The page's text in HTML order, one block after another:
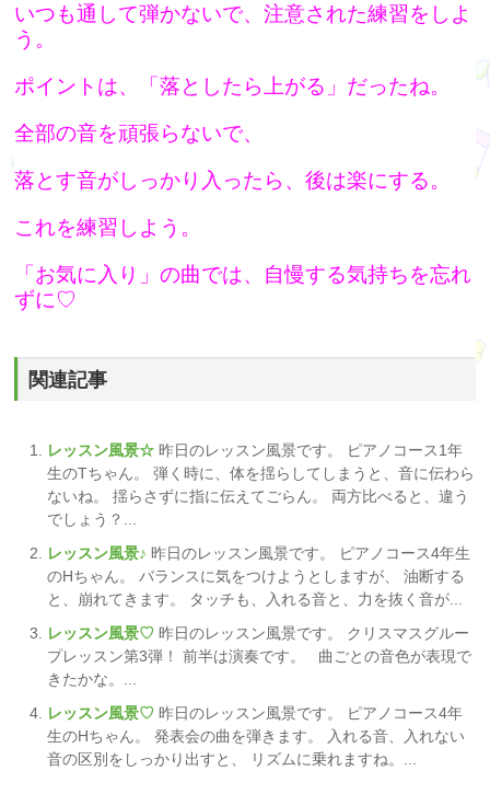
いつも通して弾かないで、注意された練習をしよ
う。
ポイントは、「落としたら上がる」だったね。
全部の音を頑張らないで、
落とす音がしっかり入ったら、後は楽にする。
これを練習しよう。
「お気に入り」の曲では、自慢する気持ちを忘れ
ずに♡
関連記事
レッスン風景☆ 昨日のレッスン風景です。 ピアノコース1年
生のTちゃん。 弾く時に、体を揺らしてしまうと、音に伝わら
ないね。 揺らさずに指に伝えてごらん。 両方比べると、違う
でしょう？...
レッスン風景♪ 昨日のレッスン風景です。 ピアノコース4年生
のHちゃん。 バランスに気をつけようとしますが、 油断する
と、崩れてきます。 タッチも、入れる音と、力を抜く音が...
レッスン風景♡ 昨日のレッスン風景です。 クリスマスグルー
プレッスン第3弾！ 前半は演奏です。 曲ごとの音色が表現で
きたかな。...
レッスン風景♡ 昨日のレッスン風景です。 ピアノコース4年
生のHちゃん。 発表会の曲を弾きます。 入れる音、入れない
音の区別をしっかり出すと、 リズムに乗れますね。...